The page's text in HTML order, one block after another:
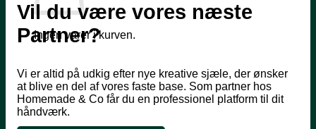
Ingen varer i kurven.
Vil du være vores næste
Partner?
Vi er altid på udkig efter nye kreative sjæle, der ønsker
at blive en del af vores faste base. Som partner hos
Homemade & Co får du en professionel platform til dit
håndværk.